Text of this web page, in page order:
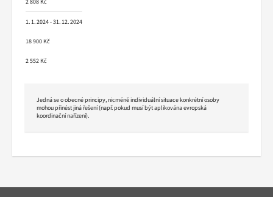
1. 1. 2024 - 31. 12. 2024
18 900 Kč
2 552 Kč
Jedná se o obecné principy, nicméně individuální situace konkrétní osoby
mohou přinést jiná řešení (např. pokud musí být aplikována evropská
koordinační nařízení).